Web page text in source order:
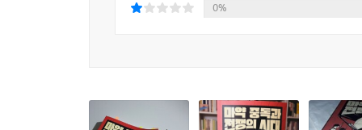
--- p.321
제2차 세계 대전에 대해 우리가 알고 있던 것을 확
- [워싱턴 포스트]
0%